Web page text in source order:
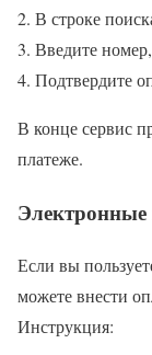
В строке
Введите
Подтвердите
В конце сервис
платеже.
Если вы
можете внести
Инструкция: